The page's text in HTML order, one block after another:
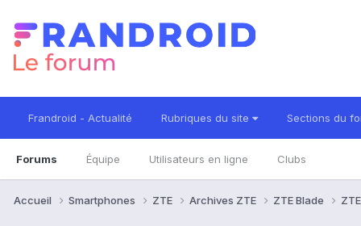
Frandroid - Actualité Rubriques du site Sections du
Forums Équipe Utilisateurs en ligne Clubs
Accueil Smartphones ZTE Archives ZTE ZTE Blade